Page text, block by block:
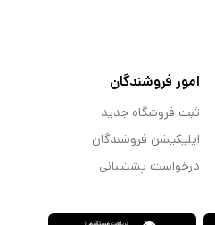
امور فروشندگان
ثبت فروشگاه جدید
اپلیکیشن فروشندگان
درخواست پشتیبانی